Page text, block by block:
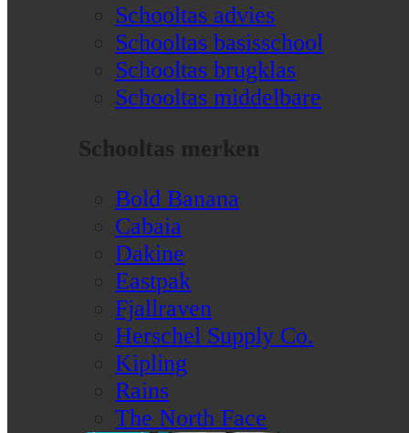
Schooltas advies
Schooltas basisschool
Schooltas brugklas
Schooltas middelbare
Schooltas merken
Bold Banana
Cabaia
Dakine
Eastpak
Fjallraven
Herschel Supply Co.
Kipling
Rains
The North Face